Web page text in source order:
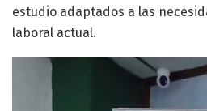
estudio adaptados a las
laboral actual.